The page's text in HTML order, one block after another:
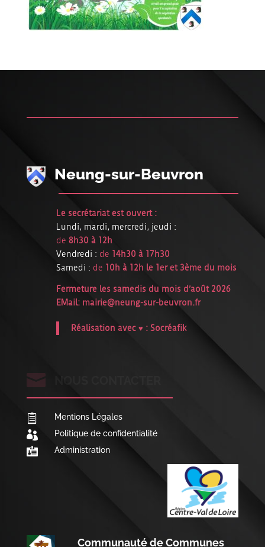
Neung-sur-Beuvron
Le secrétariat est ouvert :
Lundi, mardi, mercredi, jeudi :
de 8h30 à 12h
Vendredi : de 14h30 à 17h30
Samedi : de 10h à 12h le 1er et 3ème du mois
Fermeture les samedis du mois d’août 2026
EMail: mairie@neung-sur-beuvron.fr
Réalisation avec ♥ : Socréafik

 Mentions Légales
 Politique de confidentialité
 Administration
Communauté de Communes